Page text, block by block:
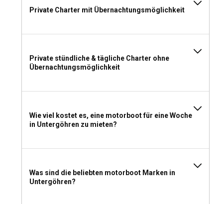
Private Charter mit Übernachtungsmöglichkeit
Private stündliche & tägliche Charter ohne
Übernachtungsmöglichkeit
Wie viel kostet es, eine motorboot für eine Woche
in Untergöhren zu mieten?
Was sind die beliebten motorboot Marken in
Untergöhren?